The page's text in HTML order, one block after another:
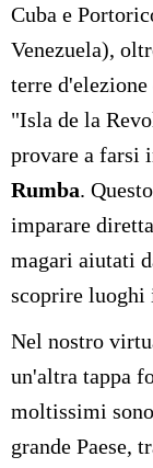
Cuba e
Venezuela),
terre
"Isla de la
provare a farsi
Rumba.
imparare
magari aiutati
scoprire
Nel nostro
un'altra tappa
moltissimi
grande Paese,